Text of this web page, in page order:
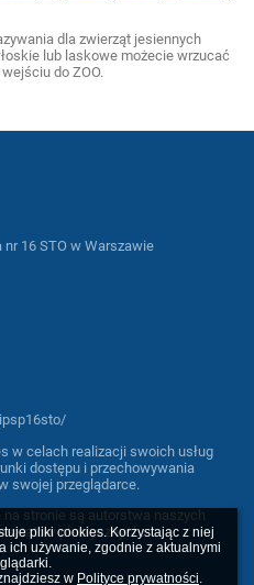
pliki cookies. Korzystając z niej
ich używanie, zgodnie z aktualnymi
w Polityce prywatności.
dla zwierząt jesiennych
lub laskowe możecie wrzucać
do ZOO.
nr 16 STO w Warszawie
w celach realizacji swoich usług
dostępu i przechowywania
swojej przeglądarce.
stronie są autorstwa naszych
plastycznych.